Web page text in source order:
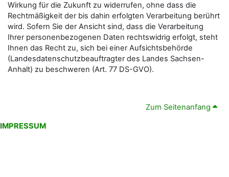
Wirkung für die Zukunft zu widerrufen, ohne dass die
Rechtmäßigkeit der bis dahin erfolgten Verarbeitung berührt
wird. Sofern Sie der Ansicht sind, dass die Verarbeitung
Ihrer personenbezogenen Daten rechtswidrig erfolgt, steht
Ihnen das Recht zu, sich bei einer Aufsichtsbehörde
(Landesdatenschutzbeauftragter des Landes Sachsen-
Anhalt) zu beschweren (Art. 77 DS-GVO).
Zum Seitenanfang
IMPRESSUM